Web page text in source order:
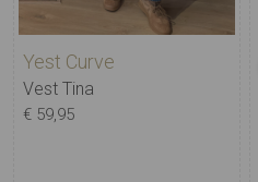
Yest Curve
Vest Tina
€ 59,95